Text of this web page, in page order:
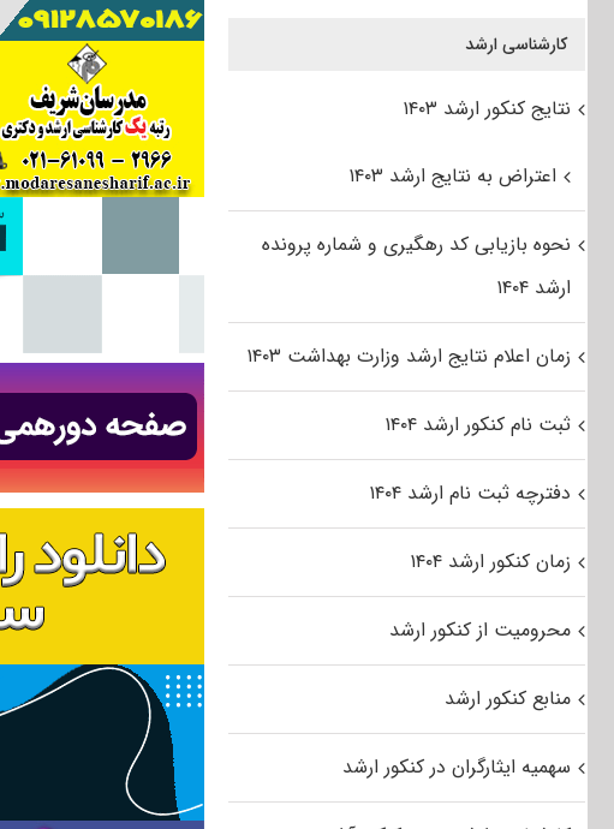
کارشناسی ارشد
نتایج کنکور ارشد ۱۴۰۳
اعتراض به نتایج ارشد ۱۴۰۳
نحوه بازیابی کد رهگیری و شماره پرونده
ارشد ۱۴۰۴
زمان اعلام نتایج ارشد وزارت بهداشت ۱۴۰۳
ثبت نام کنکور ارشد ۱۴۰۴
دفترچه ثبت نام ارشد ۱۴۰۴
زمان کنکور ارشد ۱۴۰۴
محرومیت از کنکور ارشد
منابع کنکور ارشد
سهمیه ایثارگران در کنکور ارشد